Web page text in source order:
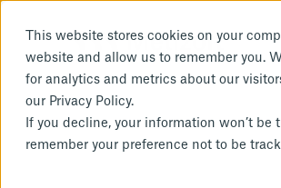
This website stores cookies on your
website and allow us to remember you.
for analytics and metrics about our
our Privacy Policy.
If you decline, your information won’t
remember your preference not to be